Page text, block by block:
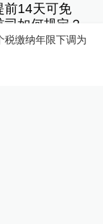
前14天可免
如何规定？
87评
税缴纳年限下调为